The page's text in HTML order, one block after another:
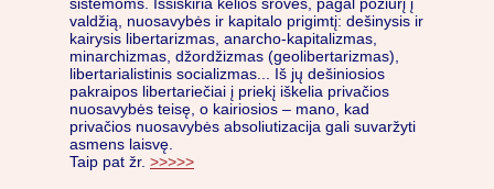
valdžią, nuosavybės ir kapitalo prigimtį: dešinysis ir
kairysis libertarizmas, anarcho-kapitalizmas,
minarchizmas, džordžizmas (geolibertarizmas),
libertarialistinis socializmas... Iš jų dešiniosios
pakraipos libertariečiai į priekį iškelia privačios
nuosavybės teisę, o kairiosios – mano, kad
privačios nuosavybės absoliutizacija gali suvaržyti
asmens laisvę.
Taip pat žr. >>>>>